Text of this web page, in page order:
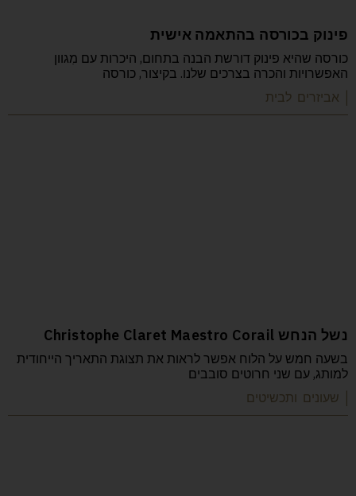
פינוק בכורסה בהתאמה אישית
כורסה שהיא פינוק דורשת הבנה בתחום, היכרות עם מִגוון
האפשרויות והכרה בצרכים שלנו. בקיצור, כורסה
| אביזרים לבית
נשל הנחש Christophe Claret Maestro Corail
בשעה חמש על הלוח אפשר לראות את תצוגת התאריך הייחודית
למותג, עם שני חרוטים סובבים
| שעונים ותכשיטים